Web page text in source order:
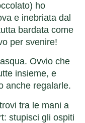
ho
e inebriata dal
bardata come
per svenire!
Ovvio che
insieme, e
anche regalarle.
tra le mani a
stupisci gli ospiti